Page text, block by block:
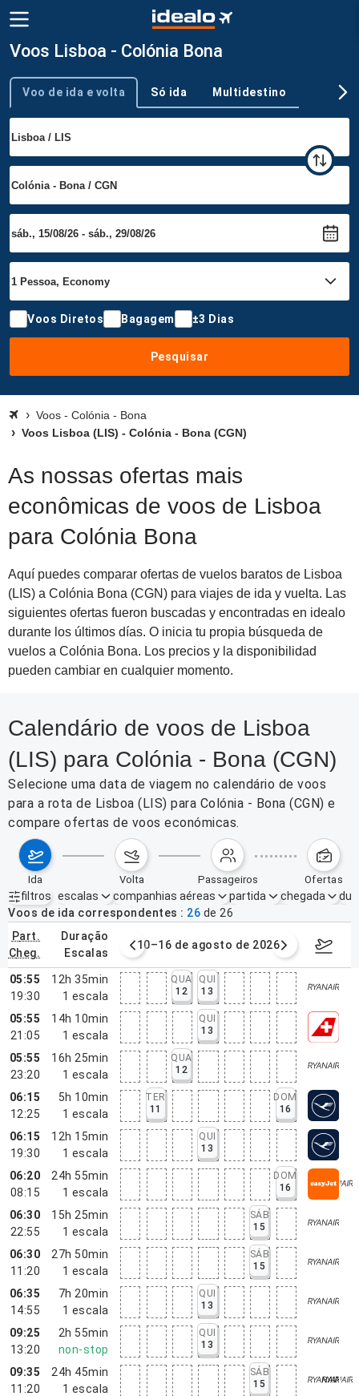
Voos Lisboa - Colónia Bona
Tipo de viagem
Voo de ida e volta Só ida Multidestino
Voos Diretos Bagagem ±3 Dias
Pesquisar
Voos - Colónia - Bona
Voos Lisboa (LIS) - Colónia - Bona (CGN)
As nossas ofertas mais
econômicas de voos de Lisboa
para Colónia Bona
Aquí puedes comparar ofertas de vuelos baratos de Lisboa
(LIS) a Colónia Bona (CGN) para viajes de ida y vuelta. Las
siguientes ofertas fueron buscadas y encontradas en idealo
durante los últimos días. O inicia tu propia búsqueda de
vuelos a Colónia Bona. Los precios y la disponibilidad
pueden cambiar en cualquier momento.
Calendário de voos de Lisboa
(LIS) para Colónia - Bona (CGN)
Selecione uma data de viagem no calendário de voos
para a rota de Lisboa (LIS) para Colónia - Bona (CGN) e
compare ofertas de voos económicas.
ida volta passageiros ofertas
filtros
Filtros ativos nenhum
escalas companhias aéreas partida chegada
Voos de ida correspondentes
26 de 26
part.
cheg.
duração
escalas
agosto de 2026 10–16 de agosto de 2026 17–23
05:55
19:30
12h 35min
1 escala
QUA
12
QUI
13
05:55
21:05
14h 10min
1 escala
QUI
13
05:55
23:20
16h 25min
1 escala
QUA
12
06:15
12:25
5h 10min
1 escala
TER
11
DOM
16
06:15
19:30
12h 15min
1 escala
QUI
13
06:20
08:15
24h 55min
1 escala
DOM
16
06:30
22:55
15h 25min
1 escala
SÁB
15
06:30
11:20
27h 50min
1 escala
SÁB
15
06:35
14:55
7h 20min
1 escala
QUI
13
09:25
13:20
2h 55min
non-stop
QUI
13
09:35
11:20
24h 45min
1 escala
SÁB
15